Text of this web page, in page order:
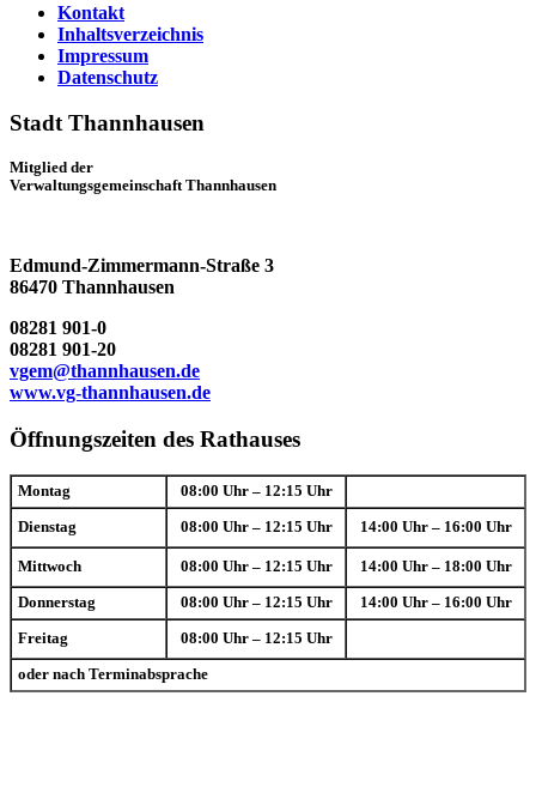
Kontakt
Inhaltsverzeichnis
Impressum
Datenschutz
Stadt Thannhausen
Mitglied der
Verwaltungsgemeinschaft Thannhausen
Edmund-Zimmermann-Straße 3
86470 Thannhausen
08281 901-0
08281 901-20
vgem@thannhausen.de
www.vg-thannhausen.de
Öffnungszeiten des Rathauses
Montag 08:00 Uhr – 12:15 Uhr
Dienstag 08:00 Uhr – 12:15 Uhr 14:00 Uhr – 16:00 Uhr
Mittwoch 08:00 Uhr – 12:15 Uhr 14:00 Uhr – 18:00 Uhr
Donnerstag 08:00 Uhr – 12:15 Uhr 14:00 Uhr – 16:00 Uhr
Freitag 08:00 Uhr – 12:15 Uhr
oder nach Terminabsprache